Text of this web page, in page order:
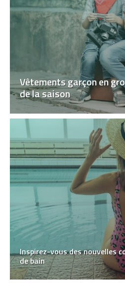
Vêtements garçon en
de la saison
Inspirez-vous des nouvelles
de bain